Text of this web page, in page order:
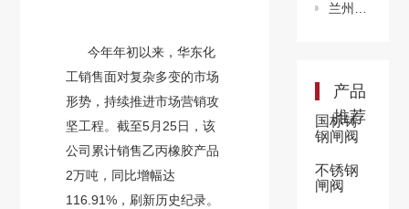
今年年初以来，华东化
工销售面对复杂多变的市场
形势，持续推进市场营销攻
坚工程。截至5月25日，该
公司累计销售乙丙橡胶产品
2万吨，同比增幅达
116.91%，刷新历史纪录。
兰州石化破解资源循环利用难题
产品
推荐
国标铸
钢闸阀
不锈钢
闸阀